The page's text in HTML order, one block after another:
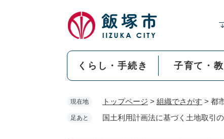
くらし・手続き 子育て・
現在地 トップページ > 組織でさがす > 都
足あと 国土利用計画法に基づく土地取引